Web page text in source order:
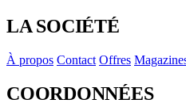
LA SOCIÉTÉ
À propos Contact Offres
COORDONNÉES